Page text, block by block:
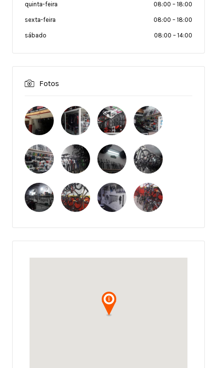
quinta-feira 08:00 – 18:00
sexta-feira 08:00 – 18:00
sábado 08:00 – 14:00
Fotos